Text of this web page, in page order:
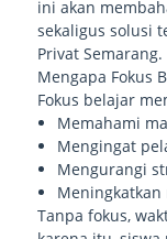
ini akan
sekaligus solusi
Privat Semarang.
Mengapa Fokus
Fokus belajar
Memahami
Mengingat
Mengurangi
Tanpa fokus,